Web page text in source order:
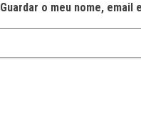
Guardar o meu nome,